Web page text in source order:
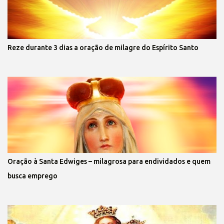
Reze durante 3 dias a oração de milagre do Espírito Santo
Oração à Santa Edwiges – milagrosa para endividados e quem
busca emprego